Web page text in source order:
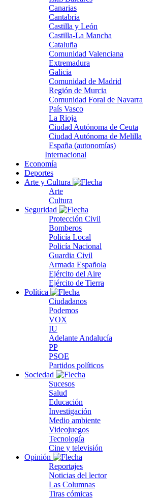
Canarias
Cantabria
Castilla y León
Castilla-La Mancha
Cataluña
Comunidad Valenciana
Extremadura
Galicia
Comunidad de Madrid
Región de Murcia
Comunidad Foral de Navarra
País Vasco
La Rioja
Ciudad Autónoma de Ceuta
Ciudad Autónoma de Melilla
España (autonomías)
Internacional
Economía
Deportes
Arte y Cultura
Arte
Cultura
Seguridad
Protección Civil
Bomberos
Policía Local
Policía Nacional
Guardia Civil
Armada Española
Ejército del Aire
Ejército de Tierra
Política
Ciudadanos
Podemos
VOX
IU
Adelante Andalucía
PP
PSOE
Partidos políticos
Sociedad
Sucesos
Salud
Educación
Investigación
Medio ambiente
Videojuegos
Tecnología
Cine y televisión
Opinión
Reportajes
Noticias del lector
Las Columnas
Tiras cómicas